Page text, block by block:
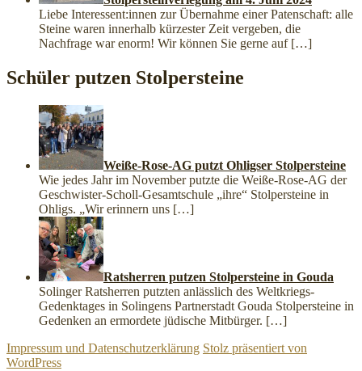
Liebe Interessent:innen zur Übernahme einer Patenschaft: alle
Steine waren innerhalb kürzester Zeit vergeben, die
Nachfrage war enorm! Wir können Sie gerne auf […]
Schüler putzen Stolpersteine
Weiße-Rose-AG putzt Ohligser Stolpersteine
Wie jedes Jahr im November putzte die Weiße-Rose-AG der
Geschwister-Scholl-Gesamtschule „ihre“ Stolpersteine in
Ohligs. „Wir erinnern uns […]
Ratsherren putzen Stolpersteine in Gouda
Solinger Ratsherren putzten anlässlich des Weltkriegs-
Gedenktages in Solingens Partnerstadt Gouda Stolpersteine in
Gedenken an ermordete jüdische Mitbürger. […]
Impressum und Datenschutzerklärung Stolz präsentiert von
WordPress